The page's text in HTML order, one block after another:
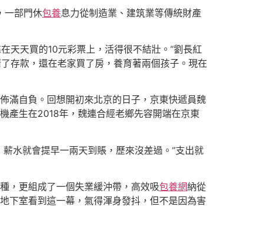
一部門休包養息力從制造業、建筑業等傳統財產
天天買的10元彩票上，活得很不結壯。”劉長紅
存款，還在老家買了房，養育著兩個孩子。現在
滿自負。回想開初來北京的日子，京東快遞員魏
產生在2018年，魏連合經老鄉先容開端在京東
水就會提早一兩天到賬，歷來沒差過。”支出就
，更組成了一個失業緩沖帶，高效吸包養網納從
下室看到這一幕，氣得渾身發抖，但不是因為害